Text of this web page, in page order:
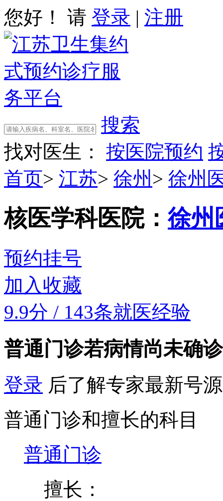
您好！ 请 登录 | 注册
搜索
找对医生：
按医院预约
首页> 江苏> 徐州 > 徐州
核医学科医院：徐州
预约挂号
加入收藏
9.9分 / 143条就医经验
普通门诊若病情尚未确
登录 后了解专家最新号
普通门诊和擅长的科目
普通门诊
擅长：